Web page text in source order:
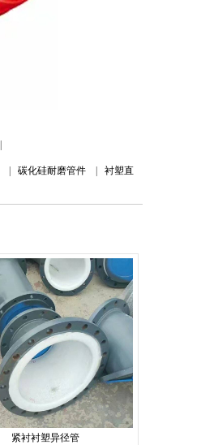
碳化硅耐磨管件
衬塑直
紧衬衬塑异径管